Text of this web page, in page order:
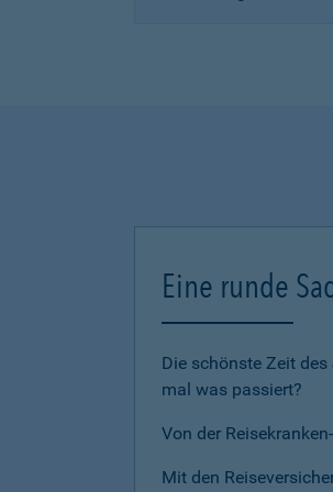
Eine runde
Die schönste Zeit
mal was passiert?
Von der
Mit den